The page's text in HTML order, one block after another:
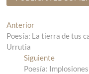
N
a
Anterior
n
r
a
Poesía: La tierra de tus
Urrutia
SiguienteE
n
Poesía: